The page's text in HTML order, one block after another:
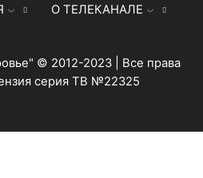
О ТЕЛЕКАНАЛЕ
© 2012-2023 | Все права
серия ТВ №22325